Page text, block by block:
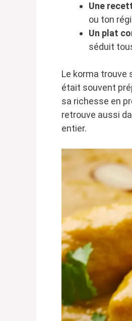
Une
ou ton
Un plat
séduit
Le korma trouve
était souvent
sa richesse en
retrouve aussi
entier.